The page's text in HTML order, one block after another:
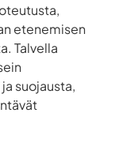
etenemisen
Talvella
suojausta,